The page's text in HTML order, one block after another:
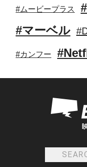
#ムービープラス
#マーベル
#カンフー